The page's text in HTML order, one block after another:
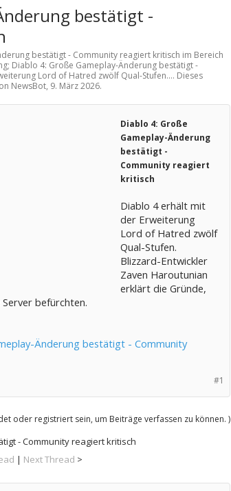
bestätigt -
bestätigt - Community reagiert kritisch im Bereich
Diablo 4: Große Gameplay-Änderung bestätigt -
Lord of Hatred zwölf Qual-Stufen.... Dieses
NewsBot, 9. März 2026.
Diablo 4: Große
Gameplay-Änderung
bestätigt -
Community reagiert
kritisch
Diablo 4 erhält mit
der Erweiterung
Lord of Hatred zwölf
Qual-Stufen.
Blizzard-Entwickler
Zaven Haroutunian
erklärt die Gründe,
befürchten.
Änderung bestätigt - Community
#1
oder registriert sein, um Beiträge verfassen zu können. )
- Community reagiert kritisch
| Next Thread >